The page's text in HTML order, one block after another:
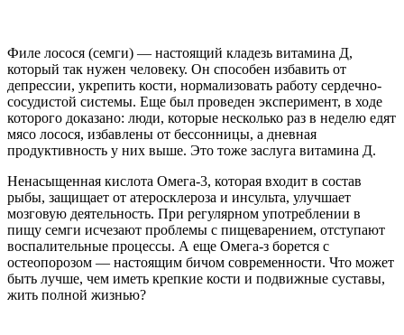
Филе лосося (семги) — настоящий кладезь витамина Д,
который так нужен человеку. Он способен избавить от
депрессии, укрепить кости, нормализовать работу сердечно-
сосудистой системы. Еще был проведен эксперимент, в ходе
которого доказано: люди, которые несколько раз в неделю едят
мясо лосося, избавлены от бессонницы, а дневная
продуктивность у них выше. Это тоже заслуга витамина Д.
Ненасыщенная кислота Омега-3, которая входит в состав
рыбы, защищает от атеросклероза и инсульта, улучшает
мозговую деятельность. При регулярном употреблении в
пищу семги исчезают проблемы с пищеварением, отступают
воспалительные процессы. А еще Омега-з борется с
остеопорозом — настоящим бичом современности. Что может
быть лучше, чем иметь крепкие кости и подвижные суставы,
жить полной жизнью?